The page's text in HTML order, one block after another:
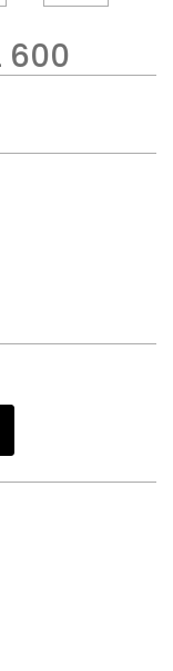
600